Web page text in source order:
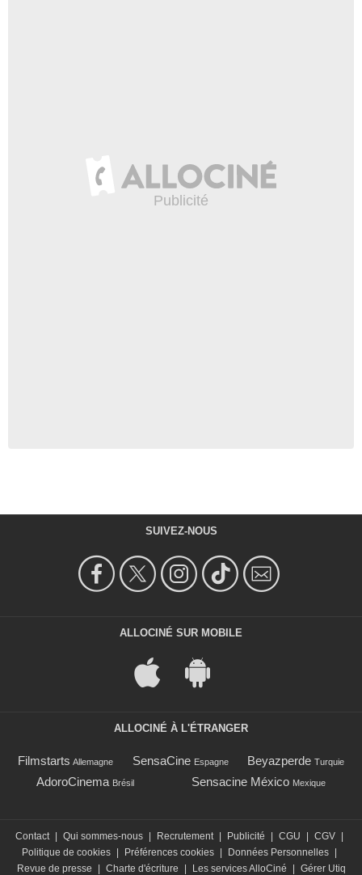
SUIVEZ-NOUS
ALLOCINÉ SUR MOBILE
ALLOCINÉ À L'ÉTRANGER
Filmstarts Allemagne SensaCine Espagne Beyazperde Turquie
AdoroCinema Brésil Sensacine México Mexique
Contact Qui sommes-nous Recrutement Publicité CGU CGV
Politique de cookies
Préférences cookies Données Personnelles
Revue de presse
Charte d'écriture Les services AlloCiné Gérer Utiq